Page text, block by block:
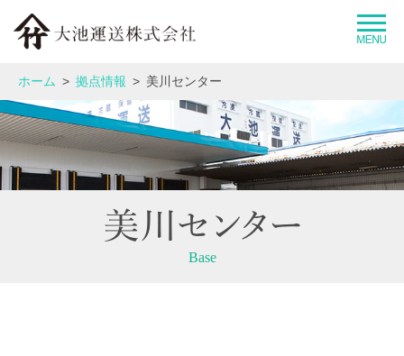
大池運送グループとは
企業情報
事業紹介
運送品質へのこだわり
ホーム 拠点情報 美川センター
Base